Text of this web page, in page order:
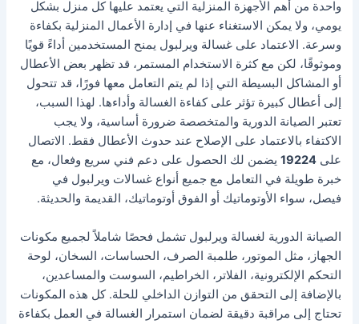
واحدة من أهم الأجهزة المنزلية التي يعتمد عليها كل منزل بشكل
يومي، ولا يمكن الاستغناء عنها في إدارة الأعمال المنزلية بكفاءة
وسرعة. الاعتماد على غسالة ويرلبول يمنح المستخدمين أداءً قويًا
وموثوقًا، لكن مع كثرة الاستخدام المستمر، قد تظهر بعض الأعطال
أو المشاكل البسيطة التي إذا لم يتم التعامل معها فورًا، قد تتحول
إلى أعطال كبيرة تؤثر على كفاءة الغسالة وأداءها. لهذا السبب،
تعتبر الصيانة الدورية والمتخصصة ضرورة أساسية، ولا يجب
الاكتفاء بالاعتماد على الإصلاح عند حدوث الأعطال فقط. الاتصال
على19224 يضمن لك الحصول على دعم فني سريع وفعال، مع
خبرة طويلة في التعامل مع جميع أنواع غسالات ويرلبول في
فيصل، سواء الأوتوماتيك أو الفوق أوتوماتيك، القديمة والحديثة.
الصيانة الدورية لغسالة ويرلبول تشمل فحصًا شاملاً لجميع مكونات
الجهاز، مثل الموتور، طلمبة الصرف، الحساسات، السخان، لوحة
التحكم الإلكترونية، الفلاتر، الخراطيم، السوست والمساعدين،
بالإضافة إلى التحقق من التوازن الداخلي للحلة. كل هذه المكونات
تحتاج إلى مراقبة دقيقة لضمان استمرار الغسالة في العمل بكفاءة